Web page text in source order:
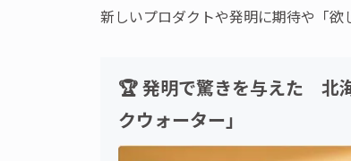
新しいプロダクトや発明に期待や「
🏆 発明で驚きを与えた 北
クウォーター」